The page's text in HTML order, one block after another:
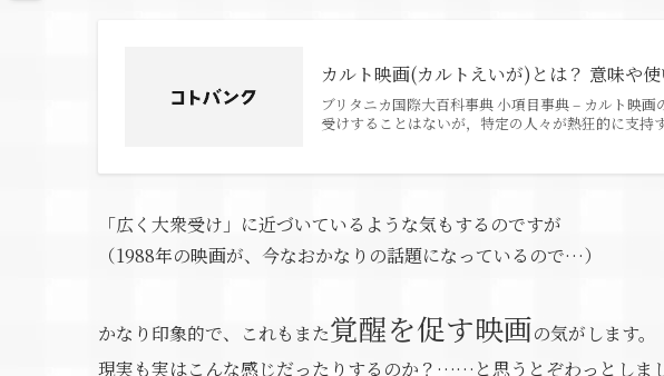
カルト映画(カルトえいが)とは？ 意味や
ブリタニカ国際大百科事典 小項目事典 – カルト映
受けすることはないが，特定の人々が熱狂的に支持
「広く大衆受け」に近づいているような気もするのですが
（1988年の映画が、今なおかなりの話題になっているので…）
かなり印象的で、これもまた覚醒を促す映画の気がします。
現実も実はこんな感じだったりするのか？……と思うとぞわっとしまし